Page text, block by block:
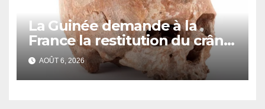
La Guinée demande à la
France la restitution du crâne
de Bokar Biro et de trois de
ses proches
AOÛT 6, 2026